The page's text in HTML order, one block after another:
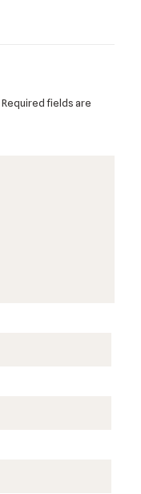
Required fields are